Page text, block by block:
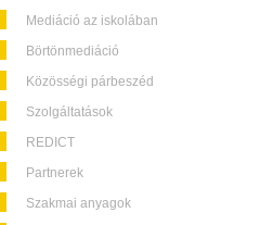
Mediáció az iskolában
Börtönmediáció
Közösségi párbeszéd
Szolgáltatások
REDICT
Partnerek
Szakmai anyagok